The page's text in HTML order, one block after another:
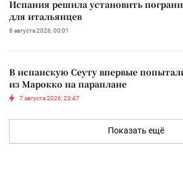
Испания решила установить
для итальянцев
8 августа 2026, 00:01
В испанскую Сеуту впервые
из Марокко на параплане
7 августа 2026, 23:47
Показать ещё